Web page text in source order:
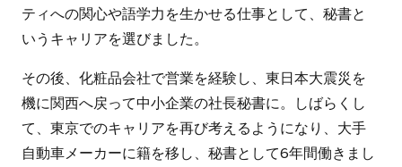
ティへの関心や語学力を生かせる仕事として、秘書と
いうキャリアを選びました。
その後、化粧品会社で営業を経験し、東日本大震災を
機に関西へ戻って中小企業の社長秘書に。しばらくし
て、東京でのキャリアを再び考えるようになり、大手
自動車メーカーに籍を移し、秘書として6年間働きまし